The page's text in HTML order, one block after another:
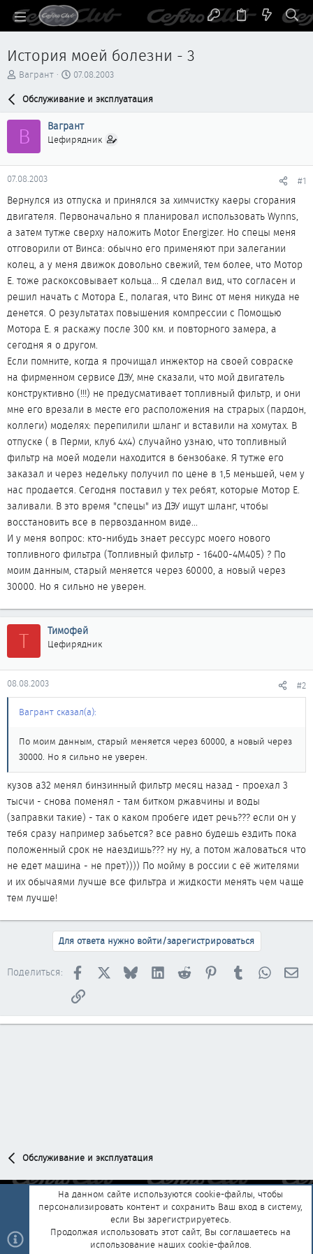
История моей болезни - 3
А
р
т
м
ы
Вагрант
Д
т
н
а
ч
а
07.08.2003
Обслуживание и эксплуатация
В Вагрант
Цефирядник
07.08.2003 #1
Вернулся из отпуска и принялся за химчистку каеры сгорания
двигателя. Первоначально я планировал использовать Wynns,
а затем тутже сверху наложить Motor Energizer. Но спецы меня
отговорили от Винса: обычно его применяют при залегании
колец, а у меня движок довольно свежий, тем более, что Мотор
Е. тоже раскоксовывает кольца... Я сделал вид, что согласен и
решил начать с Мотора Е., полагая, что Винс от меня никуда не
денется. О результатах повышения компрессии с Помощью
Мотора Е. я раскажу после 300 км. и повторного замера, а
сегодня я о другом.
Если помните, когда я прочищал инжектор на своей совраске
на фирменном сервисе ДЭУ, мне сказали, что мой двигатель
конструктивно (!!!) не предусмативает топливный фильтр, и они
мне его врезали в месте его расположения на страрых (пардон,
коллеги) моделях: перепилили шланг и вставили на хомутах. В
отпуске ( в Перми, клуб 4х4) случайно узнаю, что топливный
фильтр на моей модели находится в бензобаке. Я тутже его
заказал и через недельку получил по цене в 1,5 меньшей, чем у
нас продается. Сегодня поставил у тех ребят, которые Мотор Е.
заливали. В это время "спецы" из ДЭУ ищут шланг, чтобы
восстановить все в первозданном виде...
И у меня вопрос: кто-нибудь знает рессурс моего нового
топливного фильтра (Топливный фильтр - 16400-4M405) ? По
моим данным, старый меняется через 60000, а новый через
30000. Но я сильно не уверен.
Т Тимофей
Цефирядник
08.08.2003 #2
Вагрант сказал(а):
По моим данным, старый меняется через 60000, а новый через
30000. Но я сильно не уверен.
кузов а32 менял бинзинный фильтр месяц назад - проехал 3
тысчи - снова поменял - там битком ржавчины и воды
(заправки такие) - так о каком пробеге идет речь??? если он у
тебя сразу например забьется? все равно будешь ездить пока
положенный срок не наездишь??? ну ну, а потом жаловаться что
не едет машина - не прет)))) По мойму в россии с её жителями
и их обычаями лучше все фильтра и жидкости менять чем чаще
тем лучше!
Для ответа нужно войти/зарегистрироваться
Поделиться: Facebook BlueskyLinkedInReddit PinterestTumblr
Ссылка
Обслуживание и эксплуатация
Обратная связь
Условия и правила
Политика конфиденциальности
Помощь Главная
R
На данном сайте используются cookie-файлы, чтобы
персонализировать контент и сохранить Ваш вход в систему,
если Вы зарегистрируетесь.
Продолжая использовать этот сайт, Вы соглашаетесь на
использование наших cookie-файлов.